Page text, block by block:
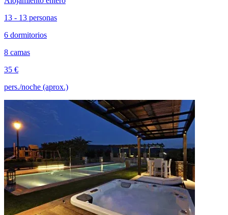
13 - 13 personas
6 dormitorios
8 camas
35 €
pers./noche (aprox.)